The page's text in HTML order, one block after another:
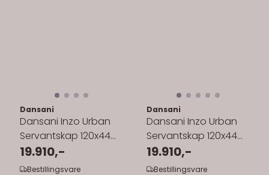
Dansani
Dansani Inzo Urban
Servantskap 120x44
cm med sort ramme
for dobbel ...
19.910,-
Bestillingsvare
Dansani
Dansani Inzo Urban
Servantskap 120x44
cm med sort ramme
for enkel ...
19.910,-
Bestillingsvare